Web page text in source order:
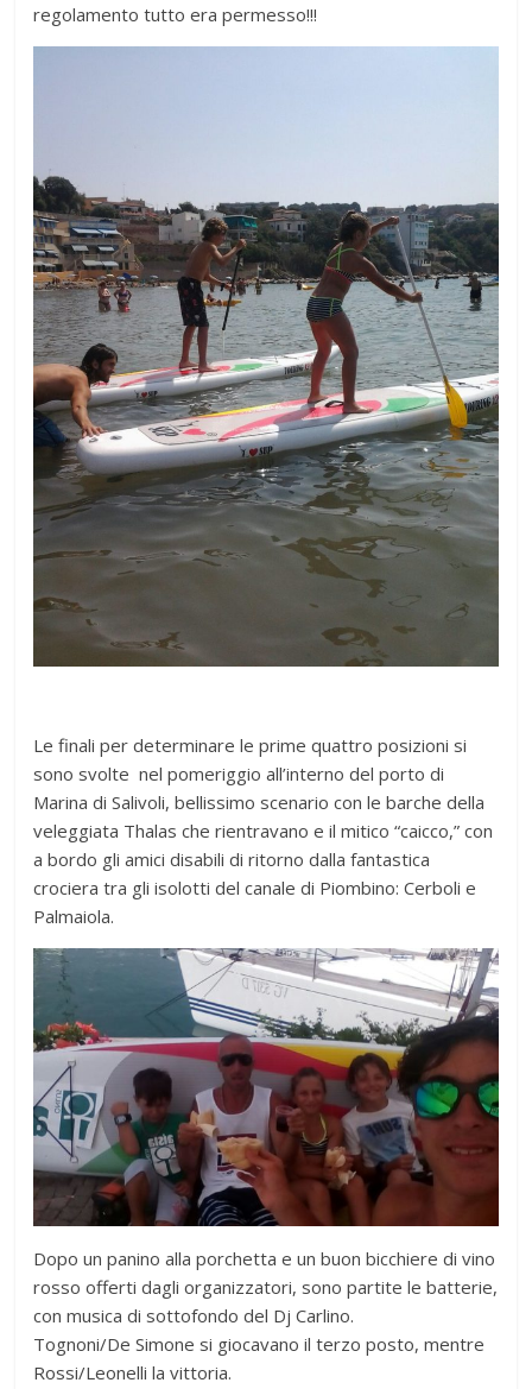
regolamento tutto era permesso!!!
Le finali per determinare le prime quattro posizioni si
sono svolte nel pomeriggio all’interno del porto di
Marina di Salivoli, bellissimo scenario con le barche della
veleggiata Thalas che rientravano e il mitico “caicco,” con
a bordo gli amici disabili di ritorno dalla fantastica
crociera tra gli isolotti del canale di Piombino: Cerboli e
Palmaiola.
Dopo un panino alla porchetta e un buon bicchiere di vino
rosso offerti dagli organizzatori, sono partite le batterie,
con musica di sottofondo del Dj Carlino.
Tognoni/De Simone si giocavano il terzo posto, mentre
Rossi/Leonelli la vittoria.